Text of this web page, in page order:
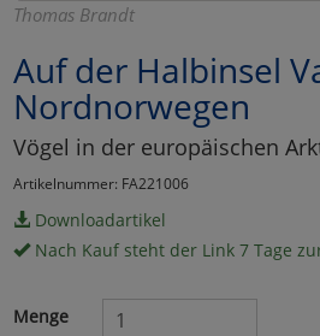
Thomas Brandt
Auf der Halbinsel
Nordnorwegen
Vögel in der europäischen
Artikelnummer: FA221006
Downloadartikel
Nach Kauf steht der Link 7 Tage
Menge
Umfragetools
Cookies
Einstellungen
zurück